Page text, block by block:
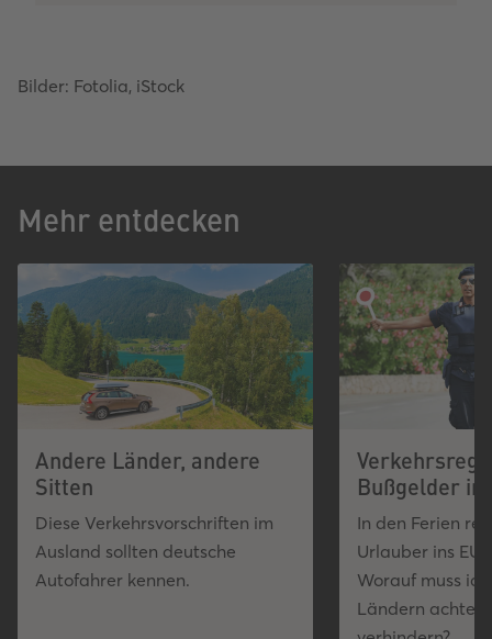
Bilder: Fotolia, iStock
Mehr entdecken
Andere Länder, andere
Sitten
Diese Verkehrsvorschriften im
Ausland sollten deutsche
Autofahrer kennen.
Bußgelder
In den Ferien
Urlauber ins
Worauf muss
Ländern